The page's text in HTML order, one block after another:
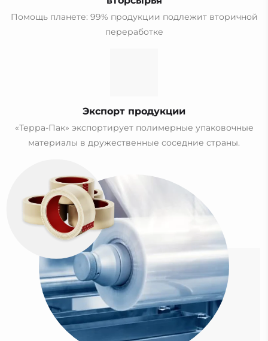
Помощь планете: 99% продукции подлежит вторичной
переработке
Экспорт продукции
«Терра-Пак» экспортирует полимерные упаковочные
материалы в дружественные соседние страны.